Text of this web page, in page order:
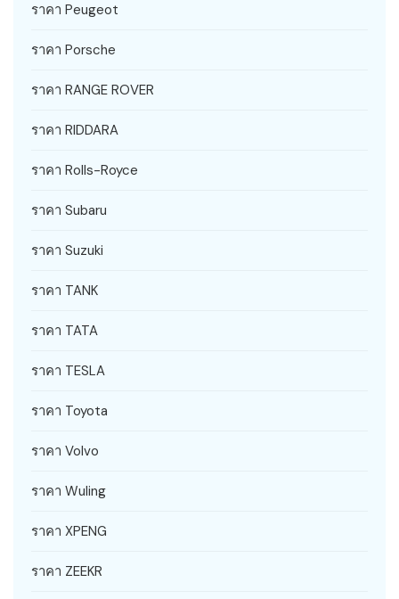
ราคา Peugeot
ราคา Porsche
ราคา RANGE ROVER
ราคา RIDDARA
ราคา Rolls-Royce
ราคา Subaru
ราคา Suzuki
ราคา TANK
ราคา TATA
ราคา TESLA
ราคา Toyota
ราคา Volvo
ราคา Wuling
ราคา XPENG
ราคา ZEEKR